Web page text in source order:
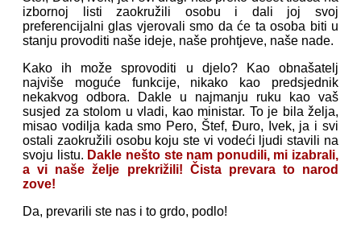
izbornoj listi zaokružili osobu i dali joj svoj
preferencijalni glas vjerovali smo da će ta osoba biti u
stanju provoditi naše ideje, naše prohtjeve, naše nade.
Kako ih može sprovoditi u djelo? Kao obnašatelj
najviše moguće funkcije, nikako kao predsjednik
nekakvog odbora. Dakle u najmanju ruku kao vaš
susjed za stolom u vladi, kao ministar. To je bila želja,
misao vodilja kada smo Pero, Štef, Đuro, Ivek, ja i svi
ostali zaokružili osobu koju ste vi vodeći ljudi stavili na
svoju listu. Dakle nešto ste nam ponudili, mi izabrali,
a vi naše želje prekrižili! Čista prevara to narod
zove!
Da, prevarili ste nas i to grdo, podlo!